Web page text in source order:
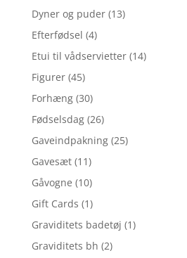
Dyner og puder (13)
Efterfødsel (4)
Etui til vådservietter (14)
Figurer (45)
Forhæng (30)
Fødselsdag (26)
Gaveindpakning (25)
Gavesæt (11)
Gåvogne (10)
Gift Cards (1)
Graviditets badetøj (1)
Graviditets bh (2)